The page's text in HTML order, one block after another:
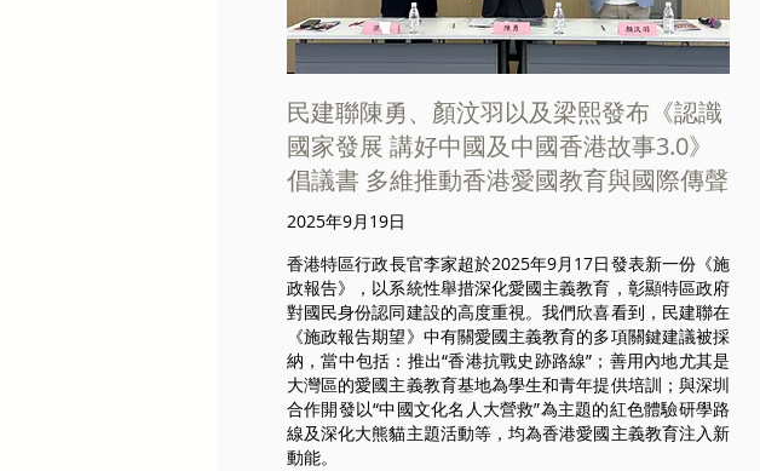
民建聯陳勇、顏汶羽以及梁熙發布《認識
國家發展 講好中國及中國香港故事3.0》
倡議書 多維推動香港愛國教育與國際傳聲
2025年9月19日
香港特區行政長官李家超於2025年9月17日發表新一份《施
政報告》，以系統性舉措深化愛國主義教育，彰顯特區政府
對國民身份認同建設的高度重視。我們欣喜看到，民建聯在
《施政報告期望》中有關愛國主義教育的多項關鍵建議被採
納，當中包括：推出“香港抗戰史跡路線”；善用內地尤其是
大灣區的愛國主義教育基地為學生和青年提供培訓；與深圳
合作開發以“中國文化名人大營救”為主題的紅色體驗研學路
線及深化大熊貓主題活動等，均為香港愛國主義教育注入新
動能。